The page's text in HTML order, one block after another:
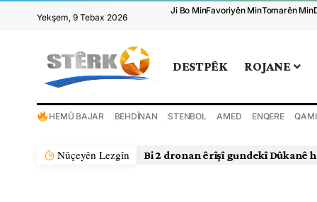
Yekşem, 9 Tebax 2026
Ji Bo MinFavoriyên MinTomarên Min
DESTPÊK ROJANE
HEMÛ BAJAR BEHDÎNAN STENBOL AMED ENQERE
Nûçeyên Lezgîn Bi 2 dronan êrîşî gundekî Dûkanê